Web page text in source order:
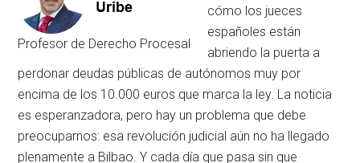
Profesor de Derecho Procesal
cómo los jueces
españoles están
abriendo la puerta a
perdonar deudas públicas de autónomos muy por
encima de los 10.000 euros que marca la ley. La noticia
es esperanzadora, pero hay un problema que debe
preocuparnos: esa revolución judicial aún no ha llegado
plenamente a Bilbao. Y cada día que pasa sin que